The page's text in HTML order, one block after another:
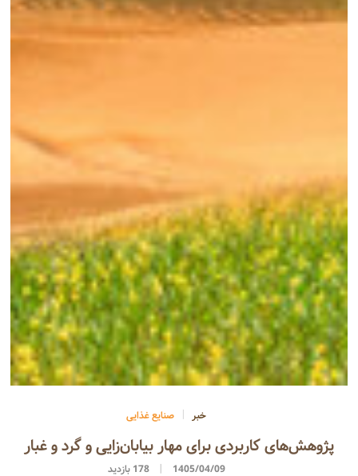
خبر صنایع غذایی
پژوهش‌های کاربردی برای مهار بیابان‌زایی و گرد و غبار
1405/04/09 178 بازدید